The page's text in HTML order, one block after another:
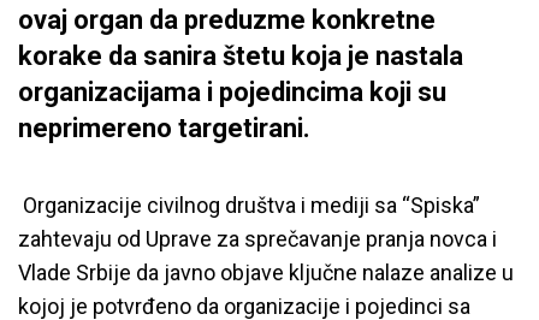
ovaj organ da preduzme konkretne
korake da sanira štetu koja je nastala
organizacijama i pojedincima koji su
neprimereno targetirani.
Organizacije civilnog društva i mediji sa “Spiska”
zahtevaju od Uprave za sprečavanje pranja novca i
Vlade Srbije da javno objave ključne nalaze analize u
kojoj je potvrđeno da organizacije i pojedinci sa